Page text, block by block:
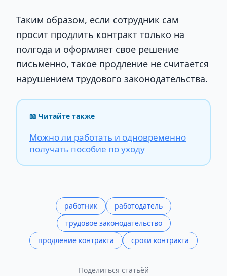
Таким образом, если сотрудник сам
просит продлить контракт только на
полгода и оформляет свое решение
письменно, такое продление не считается
нарушением трудового законодательства.
📖 Читайте также
Можно ли работать и одновременно
получать пособие по уходу
работник
работодатель
трудовое законодательство
продление контракта
сроки контракта
Поделиться статьёй